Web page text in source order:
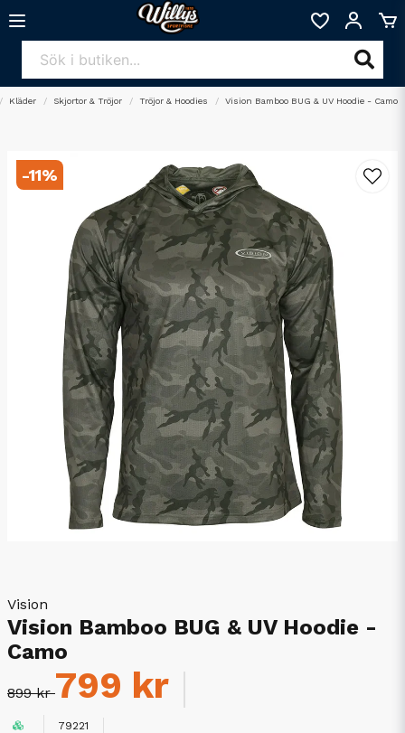
Kläder Skjortor & Tröjor Tröjor & Hoodies Vision Bamboo BUG & UV Hoodie - Camo
-11%
Vision
Vision Bamboo BUG & UV Hoodie -
Camo
899 kr799 kr
79221